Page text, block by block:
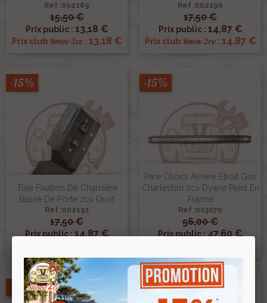
Ref :002189
15,50 €
Prix public : 13,18 €
Prix club Renov 2cv: 13,18 €
Ref :002190
17,50 €
Prix public : 14,87 €
Prix club Renov 2cv: 14,87 €
Tôle Fixation De Charnière
Basse De Porte 2cv Droit
Ref :002191
17,50 €
Prix public : 14,87 €
-15%
Pare Chocs Arrière Étroit Gris
Charleston 2cv Dyane Peint En
France
Ref :003070
56,00 €
Prix public : 47,60 €
47,60 €
-15%
-15% -15%